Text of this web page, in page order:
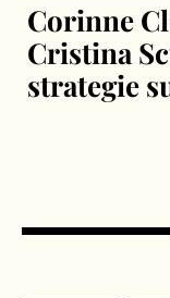
Corinne
Cristina
strategie